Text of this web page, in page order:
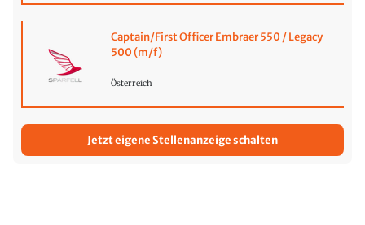
Captain/First Officer Embraer 550 / Legacy
500 (m/f)
Österreich
Jetzt eigene Stellenanzeige schalten